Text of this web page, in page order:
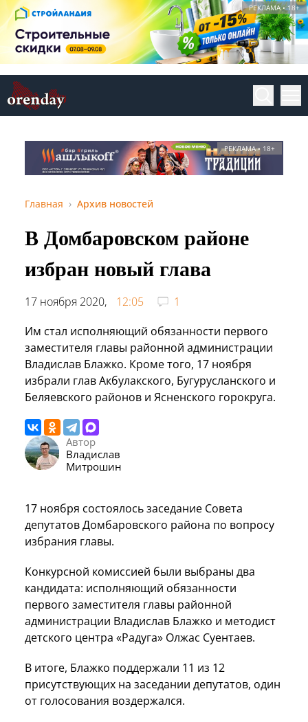
РЕКЛАМА • 18+
РЕКЛАМА • 18+
Главная Архив новостей
В Домбаровском районе
избран новый глава
17 ноября 2020, 12:05
1
Им стал исполняющий обязанности первого
заместителя главы районной администрации
Владислав Блажко. Кроме того, 17 ноября
избрали глав Акбулакского, Бугурусланского и
Беляевского районов и Ясненского горокруга.
Автор
Владислав
Митрошин
17 ноября состоялось заседание Совета
депутатов Домбаровского района по вопросу
избрания главы.
Конкурсной комиссией были выбраны два
кандидата: исполняющий обязанности
первого заместителя главы районной
администрации Владислав Блажко и методист
детского центра «Радуга» Олжас Суентаев.
В итоге, Блажко поддержали 11 из 12
присутствующих на заседании депутатов, один
от голосования воздержался.